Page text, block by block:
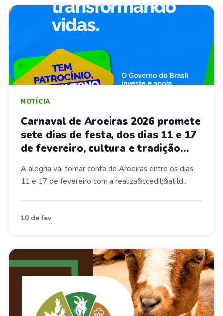
NOTÍCIA
Carnaval de Aroeiras 2026 promete
sete dias de festa, dos dias 11 e 17
de fevereiro, cultura e tradição
toda a região
A alegria vai tomar conta de Aroeiras entre os dias
11 e 17 de fevereiro com a realiza&ccedil;&atild...
10 de fev